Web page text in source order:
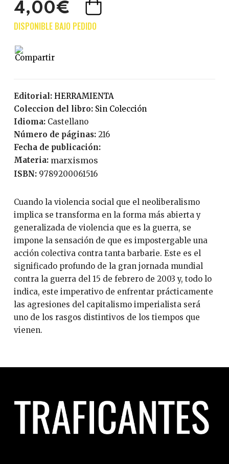
4,00€
Editorial:
HERRAMIENTA
Coleccion del libro:
Sin Colección
Idioma:
Castellano
Número de páginas:
216
Fecha de publicación:
Materia: marxismos
ISBN: 9789200061516
Cuando la violencia social que el neoliberalismo
implica se transforma en la forma más abierta y
generalizada de violencia que es la guerra, se
impone la sensación de que es impostergable una
acción colectiva contra tanta barbarie. Este es el
significado profundo de la gran jornada mundial
contra la guerra del 15 de febrero de 2003 y, todo lo
indica, este imperativo de enfrentar prácticamente
las agresiones del capitalismo imperialista será
uno de los rasgos distintivos de los tiempos que
vienen.